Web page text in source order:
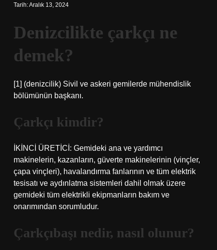
Tarih: Aralık 13, 2024
Denizcilikte çarkçı ne
demek?
[1] (denizcilik) Sivil ve askeri gemilerde mühendislik
bölümünün başkanı.
Çarkçı kimdir?
İKİNCİ ÜRETİCİ: Gemideki ana ve yardımcı
makinelerin, kazanların, güverte makinelerinin (vinçler,
çapa vinçleri), havalandırma fanlarının ve tüm elektrik
tesisatı ve aydınlatma sistemleri dahil olmak üzere
gemideki tüm elektrikli ekipmanların bakım ve
onarımından sorumludur.
Çarkçıbaşı nedir, nasıl olunur?